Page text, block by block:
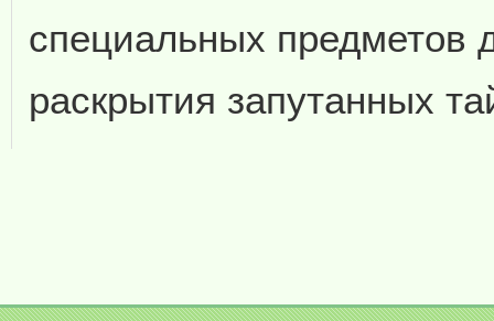
специальных предметов
раскрытия запутанных